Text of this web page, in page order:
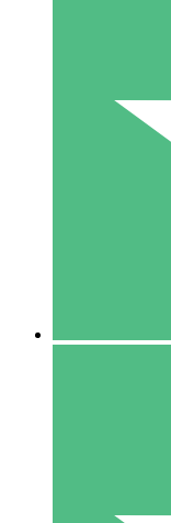
Betaal per gebruik